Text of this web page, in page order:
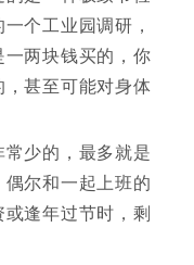
个工业园调研，
两块钱买的，你
甚至可能对身体
少的，最多就是
尔和一起上班的
逢年过节时，剩